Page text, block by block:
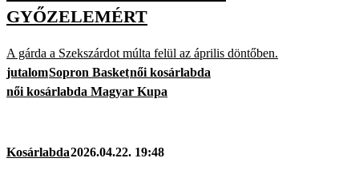
GYŐZELEMÉRT
A gárda a Szekszárdot múlta felül az április döntőben.
jutalomSopron Basketnői kosárlabda
női kosárlabda Magyar Kupa
Kosárlabda2026.04.22. 19:48